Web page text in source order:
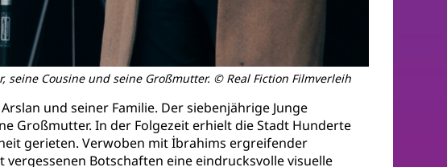
Cousine und seine Großmutter. © Real Fiction Filmverleih
und seiner Familie. Der siebenjährige Junge
Großmutter. In der Folgezeit erhielt die Stadt Hunderte
gerieten. Verwoben mit İbrahims ergreifender
Botschaften eine eindrucksvolle visuelle